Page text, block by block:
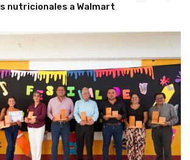
nutricionales a Walmart